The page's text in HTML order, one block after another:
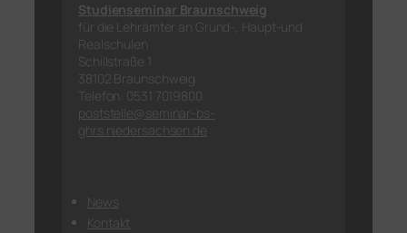
Studienseminar Braunschweig
für die Lehrämter an Grund-, Haupt-und
Realschulen
Schillstraße 1
38102 Braunschweig
Telefon: 0531 7019800
poststelle@seminar-bs-
ghrs.niedersachsen.de
News
Kontakt